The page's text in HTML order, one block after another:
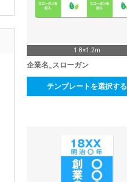
1.8×1.2m
企業名_スローガン
テンプレートを選択する